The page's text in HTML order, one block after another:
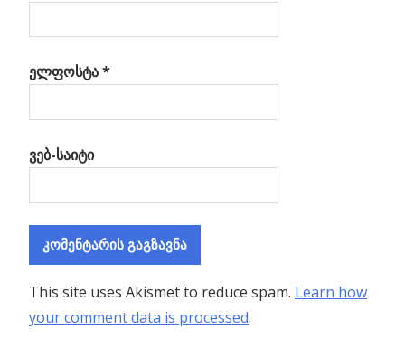
ელფოსტა*
ვებ-საიტი
This site uses Akismet to reduce spam. Learn how
your comment data is processed.